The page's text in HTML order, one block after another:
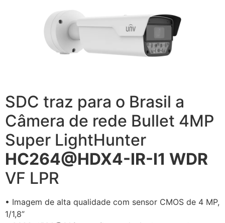
SDC traz para o Brasil a
Câmera de rede Bullet 4MP
Super LightHunter
HC264@HDX4-IR-I1 WDR
VF LPR
• Imagem de alta qualidade com sensor CMOS de 4 MP,
1/1,8”